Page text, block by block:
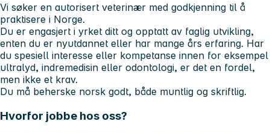
Vi søker en autorisert veterinær med godkjenning til å
praktisere i Norge.
Du er engasjert i yrket ditt og opptatt av faglig utvikling,
enten du er nyutdannet eller har mange års erfaring. Har
du spesiell interesse eller kompetanse innen for eksempel
ultralyd, indremedisin eller odontologi, er det en fordel,
men ikke et krav.
Du må beherske norsk godt, både muntlig og skriftlig.
Hvorfor jobbe hos oss?